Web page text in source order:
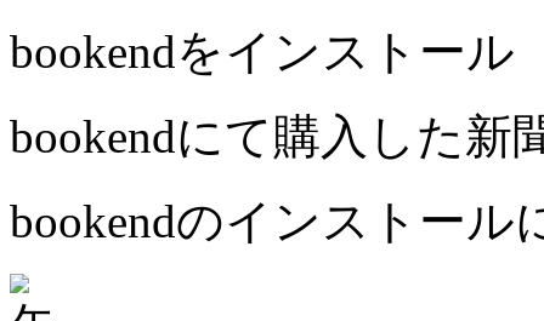
bookendをインストール
bookendにて購入した新
bookendのインストール